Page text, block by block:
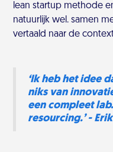
lean startup methode
natuurlijk wel. samen
vertaald naar de
‘Ik heb het idee
niks van
een compleet
resourcing.’ - Erik